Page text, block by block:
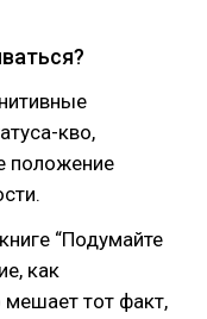
кво,
положение
“Подумайте
как
мешает тот факт,